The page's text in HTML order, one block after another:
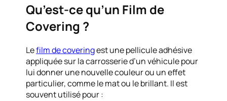
Qu’est-ce qu’un Film de
Covering ?
Lefilm de coveringest une pellicule adhésive
appliquée sur la carrosserie d’un véhicule pour
lui donner une nouvelle couleur ou un effet
particulier, comme le mat ou le brillant. Il est
souvent utilisé pour :